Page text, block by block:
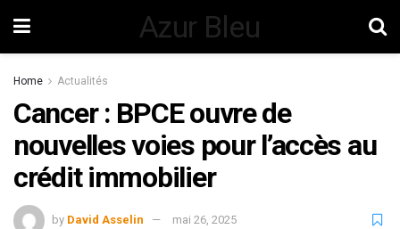
Azur Bleu
Home Actualités
Cancer : BPCE ouvre de
nouvelles voies pour l’accès au
crédit immobilier
by David Asselin mai 26, 2025